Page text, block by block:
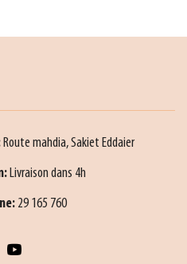
Route mahdia, Sakiet Eddaier
Livraison dans 4h
29 165 760